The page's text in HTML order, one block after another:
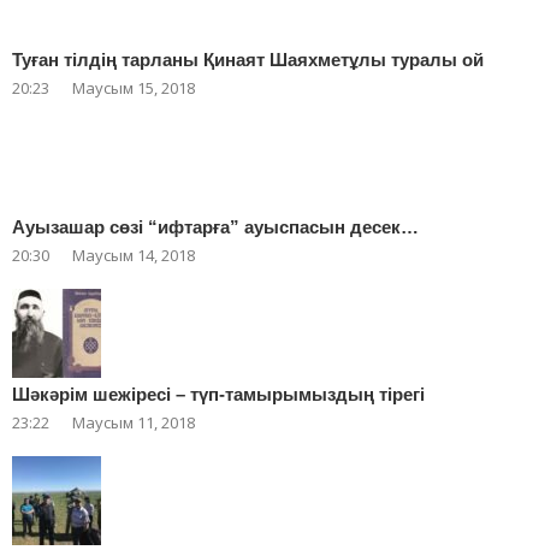
Туған тілдің тарланы Қинаят Шаяхметұлы туралы ой
20:23 Маусым 15, 2018
Ауызашар сөзі “ифтарға” ауыспасын десек…
20:30 Маусым 14, 2018
Шәкәрім шежіресі – түп-тамырымыздың тірегі
23:22 Маусым 11, 2018